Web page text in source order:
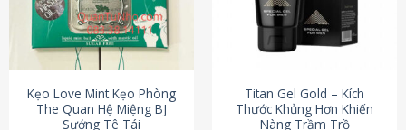
tùy
chọn
có
chọn
trên
Kẹo Love Mint Kẹo Phòng
The Quan Hệ Miệng BJ
Sướng Tê Tái
Titan Gel Gold – Kích
Thước Khủng Hơn Khiến
Nàng Trầm Trồ